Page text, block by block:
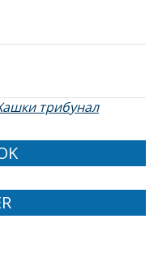
трибунал